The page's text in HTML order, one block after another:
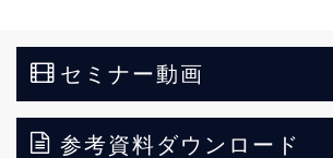
セミナー動画
参考資料ダウンロード